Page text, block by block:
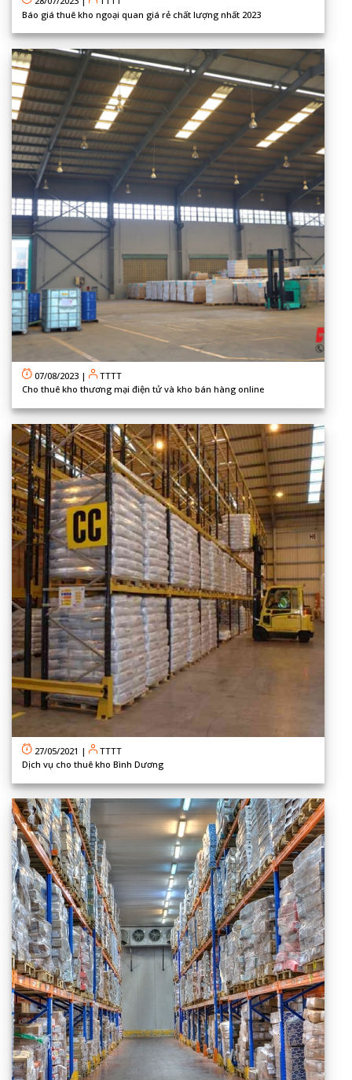
Báo giá thuê kho ngoại quan giá rẻ chất lượng nhất 2023
07/08/2023 |
TTTT
Cho thuê kho thương mại điện tử và kho bán hàng online
27/05/2021 |
TTTT
Dịch vụ cho thuê kho Bình Dương